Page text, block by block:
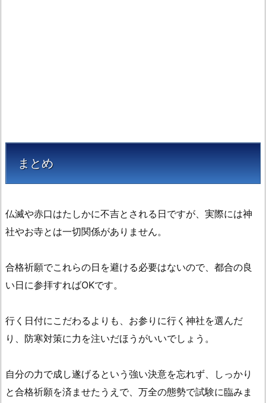
まとめ
仏滅や赤口はたしかに不吉とされる日ですが、実際には神
社やお寺とは一切関係がありません。
合格祈願でこれらの日を避ける必要はないので、都合の良
い日に参拝すればOKです。
行く日付にこだわるよりも、お参りに行く神社を選んだ
り、防寒対策に力を注いだほうがいいでしょう。
自分の力で成し遂げるという強い決意を忘れず、しっかり
と合格祈願を済ませたうえで、万全の態勢で試験に臨みま